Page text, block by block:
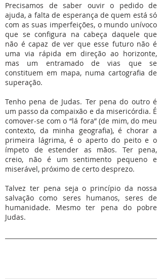
Precisamos de saber ouvir o pedido de
ajuda, a falta de esperança de quem está só
com as suas imperfeições, o mundo unívoco
que se configura na cabeça daquele que
não é capaz de ver que esse futuro não é
uma via rápida em direção ao horizonte,
mas um entramado de vias que se
constituem em mapa, numa cartografia de
superação.
Tenho pena de Judas. Ter pena do outro é
um passo da compaixão e da misericórdia. É
comover-se com o “lá fora” (de mim, do meu
contexto, da minha geografia), é chorar a
primeira lágrima, é o aperto do peito e o
ímpeto de estender as mãos. Ter pena,
creio, não é um sentimento pequeno e
miserável, próximo de certo desprezo.
Talvez ter pena seja o princípio da nossa
salvação como seres humanos, seres de
humanidade. Mesmo ter pena do pobre
Judas.